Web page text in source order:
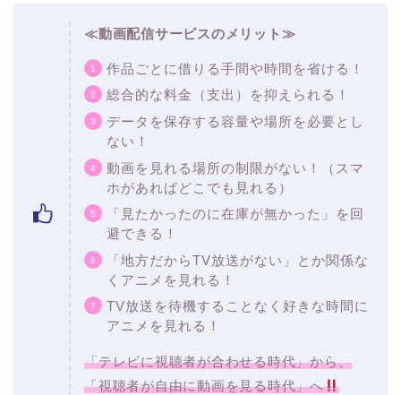
≪動画配信サービスのメリット≫
作品ごとに借りる手間や時間を省ける！
総合的な料金（支出）を抑えられる！
データを保存する容量や場所を必要とし
ない！
動画を見れる場所の制限がない！（スマ
ホがあればどこでも見れる）
「見たかったのに在庫が無かった」を回
避できる！
「地方だからTV放送がない」とか関係な
くアニメを見れる！
TV放送を待機することなく好きな時間に
アニメを見れる！
「テレビに視聴者が合わせる時代」から、
「視聴者が自由に動画を見る時代」へ